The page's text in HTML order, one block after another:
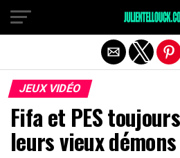
JEUX VIDÉO
Fifa et PES
leurs vieux démons